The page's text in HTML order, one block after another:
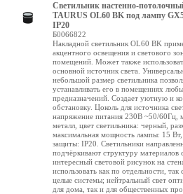
Светильник настенно-
TAURUS OL60 BK под лампу
IP20
Б0066822
Накладной светильник OL60 BK
акцентного освещения и светового
помещений. Может также
основной источник света.
небольшой размер светильника
устанавливать его в помещениях
предназначений. Создает уютную и
обстановку. Цоколь для источника
напряжение питания 230В ~50/60Гц,
металл, цвет светильника: черный,
максимальная мощность лампы: 15 Вт,
защиты: IP20. Светильники
подчёркивают структуру материалов
интересный световой рисунок на
использовать как по отдельности, так
целые системы; нейтральный свет
для дома, так и для общественных